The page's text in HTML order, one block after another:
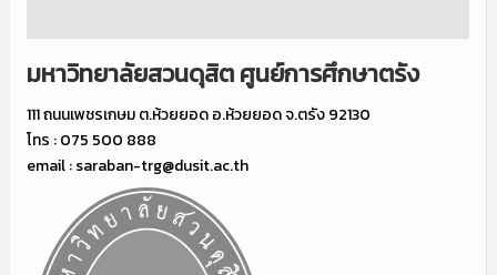
มหาวิทยาลัยสวนดุสิต ศูนย์การศึกษาตรัง
111 ถนนเพชรเกษม ต.ห้วยยอด อ.ห้วยยอด จ.ตรัง 92130
โทร : 075 500 888
email : saraban-trg@dusit.ac.th